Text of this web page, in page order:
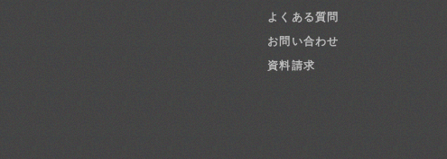
よくある質問
お問い合わせ
資料請求